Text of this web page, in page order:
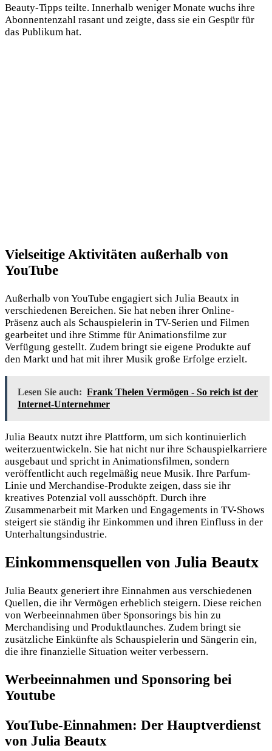
Beauty-Tipps teilte. Innerhalb weniger Monate wuchs ihre
Abonnentenzahl rasant und zeigte, dass sie ein Gespür für
das Publikum hat.
Vielseitige Aktivitäten außerhalb von
YouTube
Außerhalb von YouTube engagiert sich Julia Beautx in
verschiedenen Bereichen. Sie hat neben ihrer Online-
Präsenz auch als Schauspielerin in TV-Serien und Filmen
gearbeitet und ihre Stimme für Animationsfilme zur
Verfügung gestellt. Zudem bringt sie eigene Produkte auf
den Markt und hat mit ihrer Musik große Erfolge erzielt.
Lesen Sie auch: Frank Thelen Vermögen - So reich ist der
Internet-Unternehmer
Julia Beautx nutzt ihre Plattform, um sich kontinuierlich
weiterzuentwickeln. Sie hat nicht nur ihre Schauspielkarriere
ausgebaut und spricht in Animationsfilmen, sondern
veröffentlicht auch regelmäßig neue Musik. Ihre Parfum-
Linie und Merchandise-Produkte zeigen, dass sie ihr
kreatives Potenzial voll ausschöpft. Durch ihre
Zusammenarbeit mit Marken und Engagements in TV-Shows
steigert sie ständig ihr Einkommen und ihren Einfluss in der
Unterhaltungsindustrie.
Einkommensquellen von Julia Beautx
Julia Beautx generiert ihre Einnahmen aus verschiedenen
Quellen, die ihr Vermögen erheblich steigern. Diese reichen
von Werbeeinnahmen über Sponsorings bis hin zu
Merchandising und Produktlaunches. Zudem bringt sie
zusätzliche Einkünfte als Schauspielerin und Sängerin ein,
die ihre finanzielle Situation weiter verbessern.
Werbeeinnahmen und Sponsoring bei
Youtube
YouTube-Einnahmen: Der Hauptverdienst
von Julia Beautx